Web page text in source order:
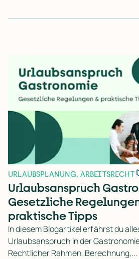
URLAUBSPLANUNG, ARBEITSRECHT
Urlaubsanspruch
Gesetzliche
praktische Tipps
In diesem Blogartikel erfährst du
Urlaubsanspruch in der
Rechtlicher Rahmen, Berechnung,...